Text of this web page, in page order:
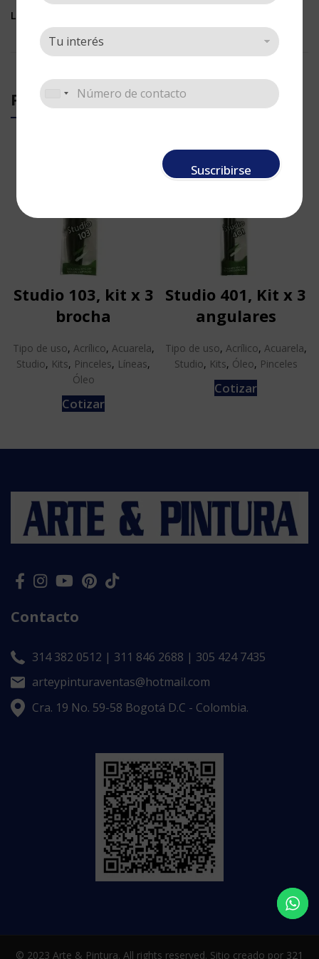
Suscribirse
Lengua de Gato: 2
PRODUCTOS RELACIONADOS
Studio 103, kit x 3
brocha
Tipo de uso, Acrílico, Acuarela,
Studio, Kits, Pinceles, Líneas,
Óleo
Cotizar
Studio 401, Kit x 3
angulares
Tipo de uso, Acrílico, Acuarela,
Studio, Kits, Óleo, Pinceles
Cotizar
Contacto
314 382 0512 | 311 846 2688 | 305 424 7435
arteypinturaventas@hotmail.com
Cra. 19 No. 59-58 Bogotá D.C - Colombia.
© 2023 Arte & Pintura. All rights reserved. Sitio creado por 321